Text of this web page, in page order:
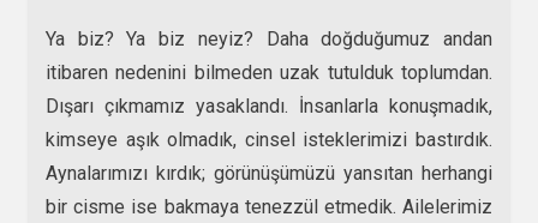
Ya biz? Ya biz neyiz? Daha doğduğumuz andan
itibaren nedenini bilmeden uzak tutulduk toplumdan.
Dışarı çıkmamız yasaklandı. İnsanlarla konuşmadık,
kimseye aşık olmadık, cinsel isteklerimizi bastırdık.
Aynalarımızı kırdık; görünüşümüzü yansıtan herhangi
bir cisme ise bakmaya tenezzül etmedik. Ailelerimiz